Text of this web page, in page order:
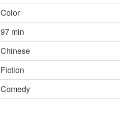
Color
97 min
Chinese
Fiction
Comedy